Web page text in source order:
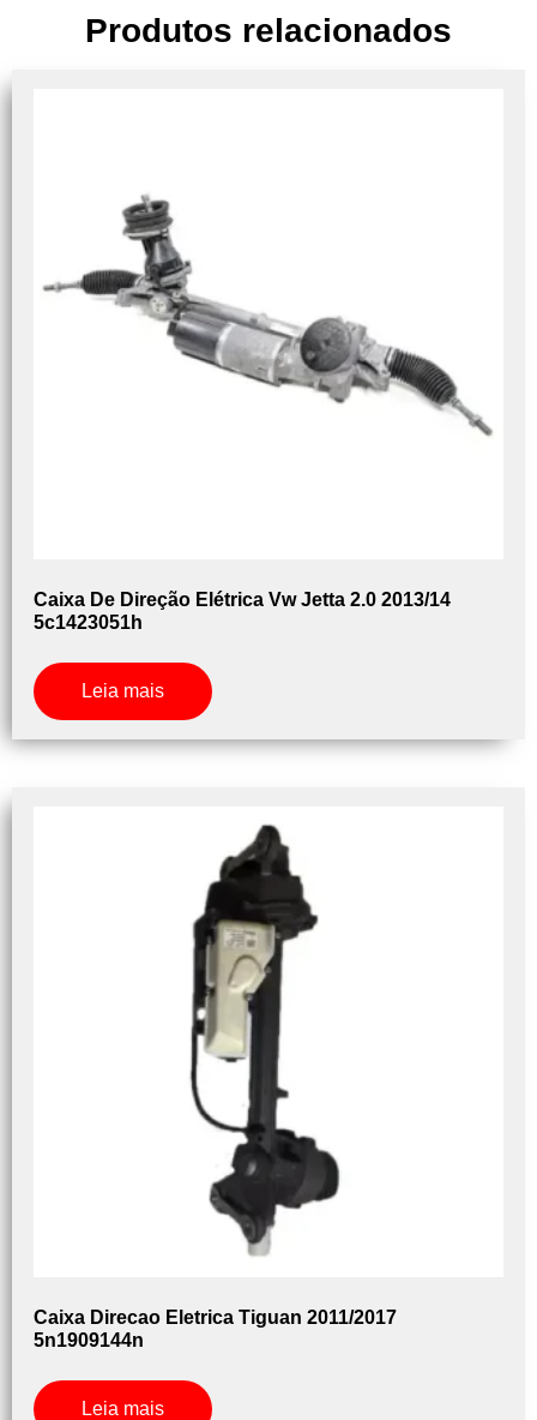
Produtos relacionados
Caixa De Direção Elétrica Vw Jetta 2.0 2013/14
5c1423051h
Leia mais
Caixa Direcao Eletrica Tiguan 2011/2017
5n1909144n
Leia mais